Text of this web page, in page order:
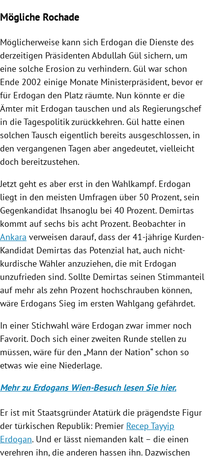
Mögliche Rochade
Möglicherweise kann sich Erdogan die Dienste des
derzeitigen Präsidenten Abdullah Gül sichern, um
eine solche Erosion zu verhindern. Gül war schon
Ende 2002 einige Monate Ministerpräsident, bevor er
für Erdogan den Platz räumte. Nun könnte er die
Ämter mit Erdogan tauschen und als Regierungschef
in die Tagespolitik zurückkehren. Gül hatte einen
solchen Tausch eigentlich bereits ausgeschlossen, in
den vergangenen Tagen aber angedeutet, vielleicht
doch bereitzustehen.
Jetzt geht es aber erst in den Wahlkampf. Erdogan
liegt in den meisten Umfragen über 50 Prozent, sein
Gegenkandidat Ihsanoglu bei 40 Prozent. Demirtas
kommt auf sechs bis acht Prozent. Beobachter in
Ankara verweisen darauf, dass der 41-jährige Kurden-
Kandidat Demirtas das Potenzial hat, auch nicht-
kurdische Wähler anzuziehen, die mit Erdogan
unzufrieden sind. Sollte Demirtas seinen Stimmanteil
auf mehr als zehn Prozent hochschrauben können,
wäre Erdogans Sieg im ersten Wahlgang gefährdet.
In einer Stichwahl wäre Erdogan zwar immer noch
Favorit. Doch sich einer zweiten Runde stellen zu
müssen, wäre für den „Mann der Nation“ schon so
etwas wie eine Niederlage.
Mehr zu Erdogans Wien-Besuch lesen Sie hier.
Er ist mit Staatsgründer Atatürk die prägendste Figur
der türkischen Republik: Premier Recep Tayyip
Erdogan. Und er lässt niemanden kalt – die einen
verehren ihn, die anderen hassen ihn. Dazwischen